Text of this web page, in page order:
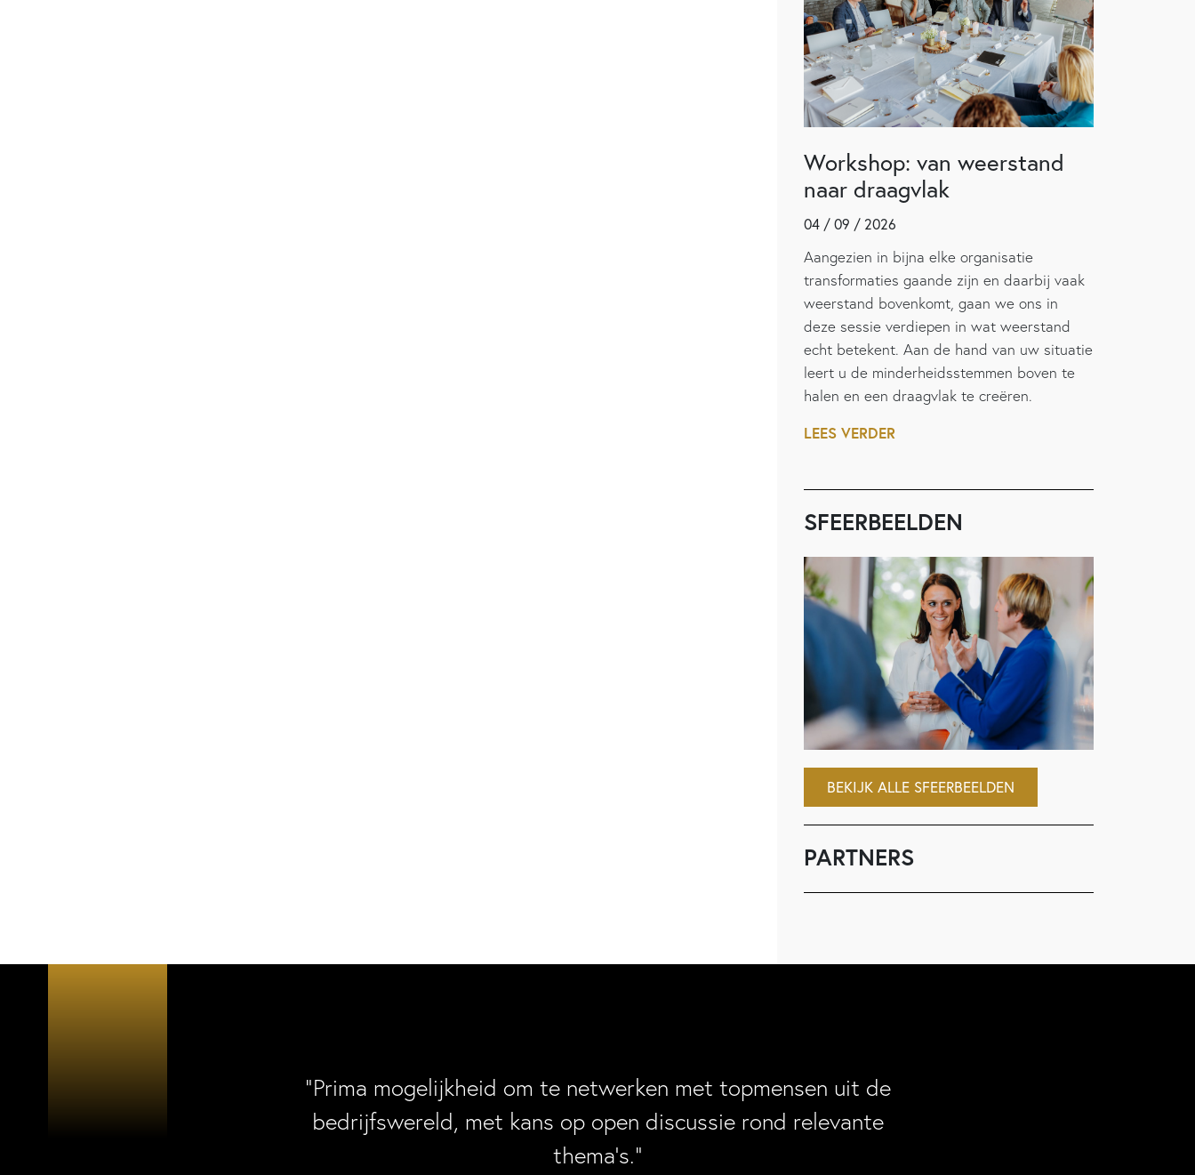
Workshop: van weerstand
naar draagvlak
04 / 09 / 2026
Aangezien in bijna elke organisatie
transformaties gaande zijn en daarbij vaak
weerstand bovenkomt, gaan we ons in
deze sessie verdiepen in wat weerstand
echt betekent. Aan de hand van uw situatie
leert u de minderheidsstemmen boven te
halen en een draagvlak te creëren.
LEES VERDER
SFEERBEELDEN
BEKIJK ALLE SFEERBEELDEN
PARTNERS
“Prima mogelijkheid om te netwerken met topmensen uit de
bedrijfswereld, met kans op open discussie rond relevante
thema’s.”